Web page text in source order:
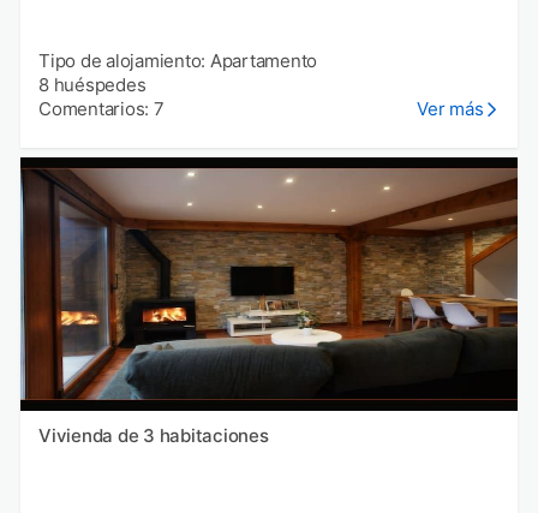
Tipo de alojamiento: Apartamento
8 huéspedes
Comentarios: 7
Ver más
Vivienda de 3 habitaciones